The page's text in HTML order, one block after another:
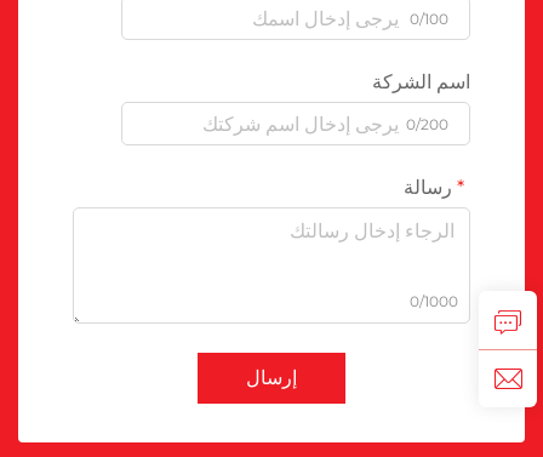
0/100
اسم الشركة
0/200
رسالة
0/1000
إرسال